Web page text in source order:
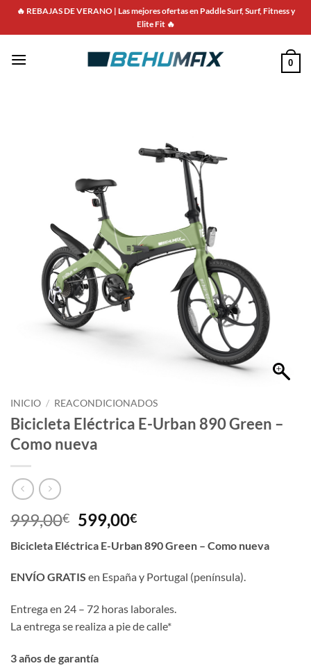
🔥 REBAJAS DE VERANO | Las mejores ofertas en Paddle Surf, Surf, Fitness y
Elite Fit 🔥
0
INICIO / REACONDICIONADOS
Bicicleta Eléctrica E-Urban 890 Green –
Como nueva
999,00€ 599,00€
Bicicleta Eléctrica E-Urban 890 Green – Como nueva
ENVÍO GRATIS en España y Portugal (península).
Entrega en 24 – 72 horas laborales.
La entrega se realiza a pie de calle*
3 años de garantía